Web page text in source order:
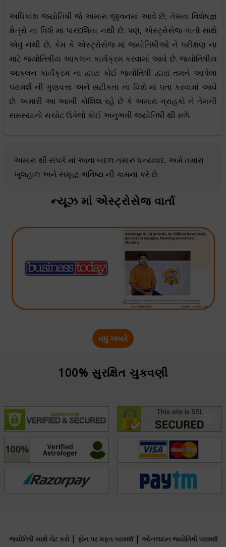
અધિકાંશ જ્યોતિષી જે અમારા જીવનમાં આવે છે, તેમના વિશેષજ્ઞ
ક્ષેત્રો ના વિશે માં પારદર્શિતા નથી છે. પણ, એસ્ટ્રોસેજ વાર્તા સાથે
એવું નથી છે, કેમ કે એસ્ટ્રોસેજ માં જ્યોતિષીઓ ને પરીક્ષણ ના
માટે જ્યોતિષીય આકલન કાર્યક્રમ કરવામાં આવે છે. જ્યોતિષીય
આકલન કાર્યક્રમ ના દ્વારા કોઈ જ્યોતિષી દ્વારા તમને આપેલા
પરામર્શ ની ગુણવત્તા અને સટીકતા ના વિશે માં પતા કરવામાં આવે
છે. અમારી આ આખી કોશિશ રહે છે કે અમારા ગ્રાહકો ને તેમની
સમસ્યાનો સચોટ ઉકેલો કોઈ અનુભવી જ્યોતિષી થી મળે.
અમારા થી સંપર્ક માં આવા બદલ તમારું ધન્યવાદ. અમે તમારા
ખુશહાલ અને સમૃદ્ધ ભવિષ્ય ની કામના કરે છે.
ન્યૂઝ માં એસ્ટ્રોસેજ વાર્તા
વધુ ખબરે
100% સુરક્ષિત ચુકવણી
જ્યોતિષી સાથે ચેટ કરો| ફોન પર મફત પરામર્શ| ઓનલાઇન જ્યોતિષી પરામર્શ